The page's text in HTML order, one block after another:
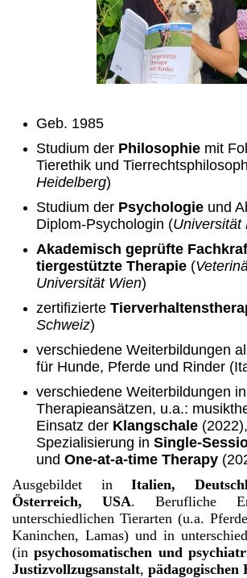
Geb. 1985
Studium der Philosophie mit
Tierethik und
Heidelberg)
Studium der Psychologie und
Diplom-Psychologin (Universität
Akademisch geprüfte
tiergestützte Therapie (
Universität Wien)
zertifizierte
Schweiz)
verschiedene Weiterbildungen
für Hunde, Pferde und Rinder
verschiedene Weiterbildungen
Therapieansätzen, u.a.:
Einsatz der Klangschale (2022),
Spezialisierung in Single-
und One-at-a-time Therapy
Ausgebildet in Italien,
Österreich, USA. Berufliche
unterschiedlichen Tierarten (u.a.
Kaninchen, Lamas) und in
(inpsychosomatischen und
Justizvollzugsanstalt,